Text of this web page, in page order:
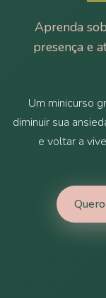
Aprenda
presença e
Um minicurso
diminuir sua
e voltar a